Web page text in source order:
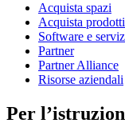
Acquista spazi
Acquista
Software e
Partner
Partner Alliance
Risorse aziendali
Per